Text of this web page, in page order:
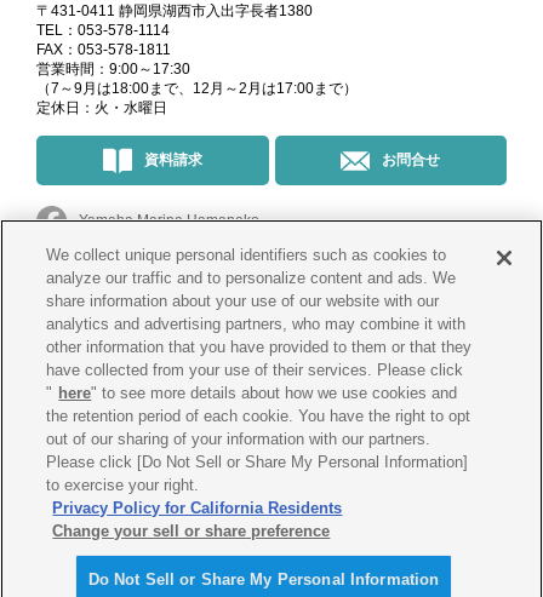
〒431-0411 静岡県湖西市入出字長者1380
TEL：053-578-1114
FAX：053-578-1811
営業時間：9:00～17:30
（7～9月は18:00まで、12月～2月は17:00まで）
定休日：火・水曜日
資料請求 お問合せ
Yamaha Marina Hamanako
マリーナ・イベント情報＠yamahamarinahamanako
釣果情報@yamahamarina_hamanako
会社概要 プライバシーポリシー
Cookieポリシー 古物営業法に基づく表示
© Yamaha Marina Co., Ltd.
We collect unique personal identifiers such as cookies to
analyze our traffic and to personalize content and ads. We
share information about your use of our website with our
analytics and advertising partners, who may combine it with
other information that you have provided to them or that they
have collected from your use of their services. Please click
" here" to see more details about how we use cookies and
the retention period of each cookie. You have the right to opt
out of our sharing of your information with our partners.
Please click [Do Not Sell or Share My Personal Information]
to exercise your right.
Privacy Policy for California Residents
Change your sell or share preference
Do Not Sell or Share My Personal Information